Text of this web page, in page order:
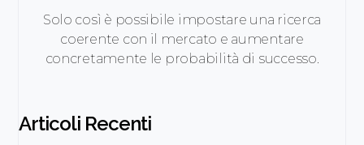
Solo così è possibile impostare una ricerca
coerente con il mercato e aumentare
concretamente le probabilità di successo.
Articoli Recenti